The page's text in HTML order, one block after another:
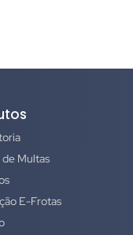
Multas
E-Frotas